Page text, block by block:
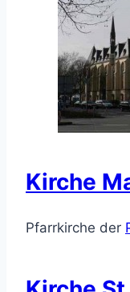
Kirche
Pfarrkirche der